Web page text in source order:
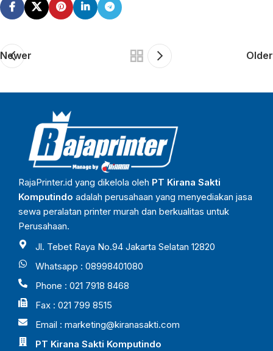
Newer Older
RajaPrinter.id yang dikelola oleh PT Kirana Sakti
Komputindo adalah perusahaan yang menyediakan jasa
sewa peralatan printer murah dan berkualitas untuk
Perusahaan.
Jl. Tebet Raya No.94 Jakarta Selatan 12820
Whatsapp : 08998401080
Phone : 021 7918 8468
Fax : 021 799 8515
Email : marketing@kiranasakti.com
PT Kirana Sakti Komputindo